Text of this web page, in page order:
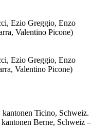
Ezio Greggio, Enzo
Valentino Picone)
Ezio Greggio, Enzo
Valentino Picone)
Ticino, Schweiz.
Berne, Schweiz –